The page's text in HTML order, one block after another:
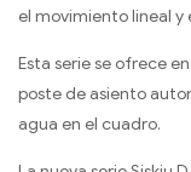
el movimiento lineal y
Esta serie se ofrece
poste de asiento
agua en el cuadro.